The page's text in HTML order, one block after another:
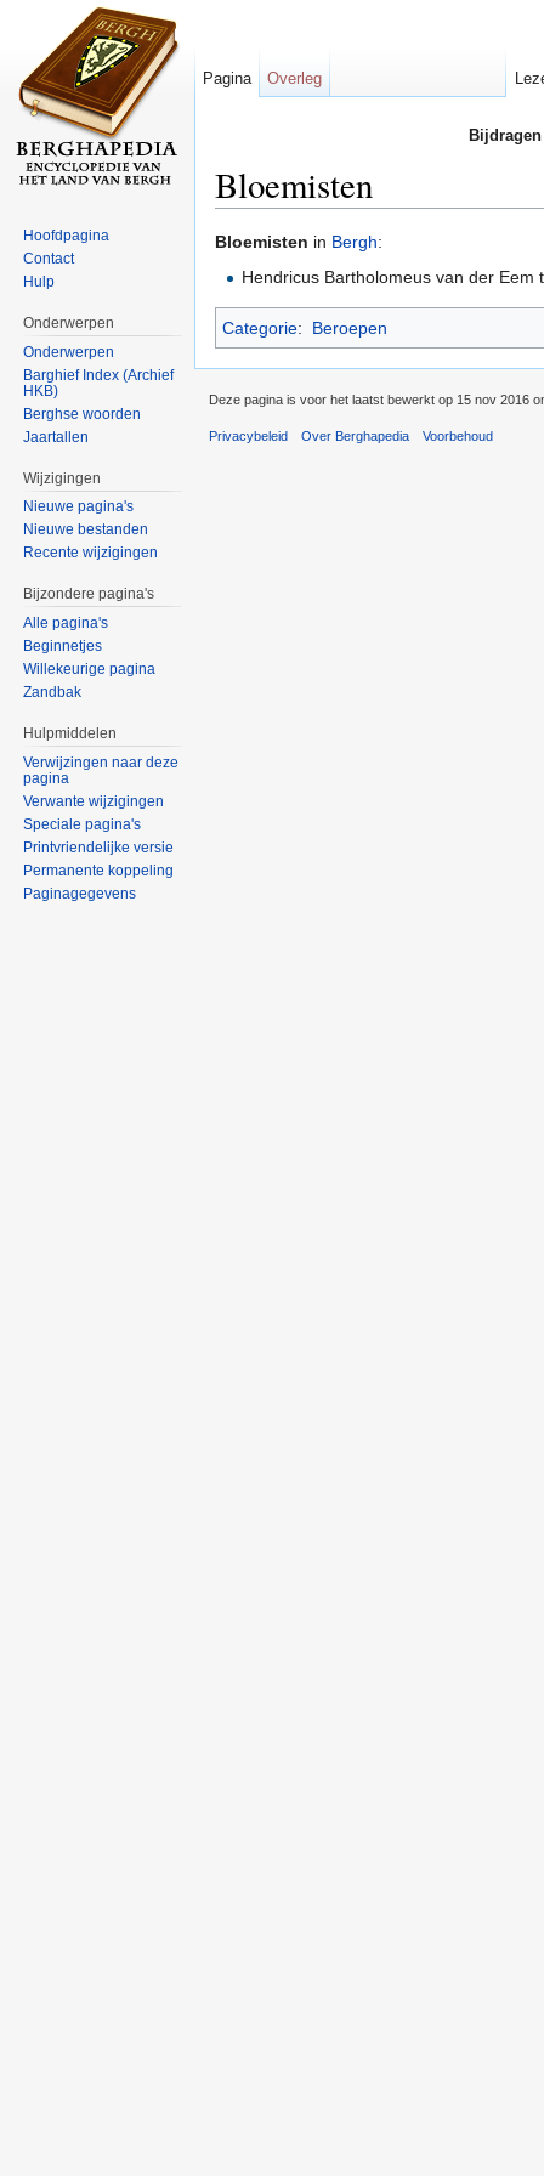
Bloemisten
Bloemisten in Bergh:
Hendricus Bartholomeus van der Eem
Categorie: Beroepen
Pagina Overleg
Hoofdpagina
Contact
Hulp
Onderwerpen
Onderwerpen
Barghief Index (Archief
HKB)
Berghse woorden
Jaartallen
Wijzigingen
Nieuwe pagina's
Nieuwe bestanden
Recente wijzigingen
Bijzondere pagina's
Alle pagina's
Beginnetjes
Willekeurige pagina
Zandbak
Hulpmiddelen
Verwijzingen naar deze
pagina
Verwante wijzigingen
Speciale pagina's
Printvriendelijke versie
Permanente koppeling
Paginagegevens
Deze pagina is voor het laatst bewerkt op 15 nov 2016
Privacybeleid Over Berghapedia Voorbehoud